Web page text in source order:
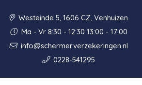
Westeinde 5, 1606 CZ, Venhuizen
Ma - Vr 8:30 - 12:30 13:00 - 17:00
info@schermerverzekeringen.nl
0228-541295